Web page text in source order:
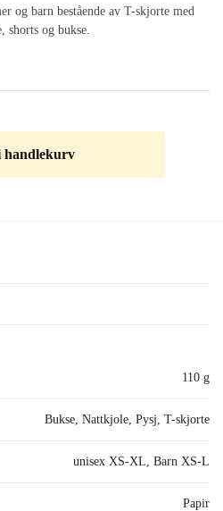
og barn bestående av T-skjorte med
shorts og bukse.
handlekurv
110 g
Bukse, Nattkjole, Pysj, T-skjorte
unisex XS-XL, Barn XS-L
Papir